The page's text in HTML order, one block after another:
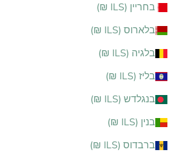
בחריין (ILS ₪)
בלארוס (ILS ₪)
בלגיה (ILS ₪)
בליז (ILS ₪)
בנגלדש (ILS ₪)
בנין (ILS ₪)
ברבדוס (ILS ₪)